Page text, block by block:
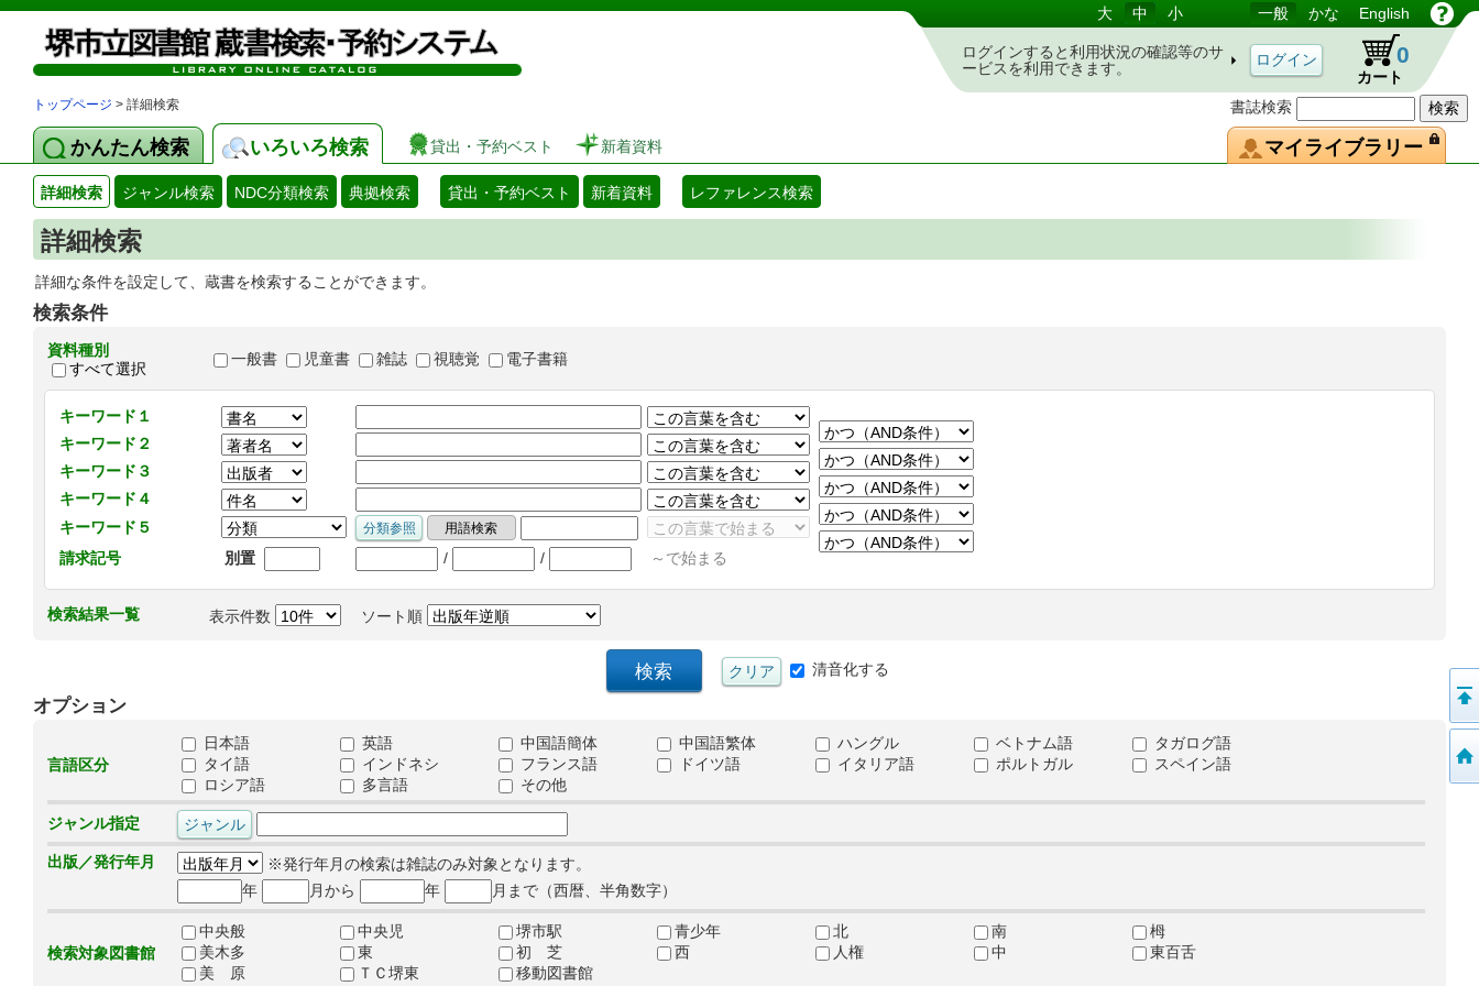
図書館 蔵書検索・予約システム
書誌検索
大 中 小 一般 かな English
ログインすると利用状況の確認等のサ
ービスを利用できます。
カート
0
トップページ > 詳細検索
かんたん検索 いろいろ検索 貸出・予約ベスト 新着資料 マイライブラリー
詳細検索 ジャンル検索 NDC分類検索 典拠検索 貸出・予約ベスト 新着資料 レファレンス検索
詳細検索
詳細な条件を設定して、蔵書を検索することができます。
検索条件
資料種別
すべて選択
一般書 児童書 雑誌 視聴覚 電子書籍
キーワード１
キーワード２
キーワード３
キーワード４
キーワード５
請求記号
別置 / / ～で始まる
検索結果一覧 表示件数 ソート順
清音化する
オプション
言語区分
日本語 英語 中国語簡体 中国語繁体 ハングル ベトナム語
タガログ語
タイ語
インドネシ フランス語 ドイツ語 イタリア語 ポルトガル
スペイン語
ロシア語
多言語 その他
ジャンル指定
出版／発行年月
※発行年月の検索は雑誌のみ対象となります。
年
月から 年 月まで（西暦、半角数字）
検索対象図書館
中央般 中央児 堺市駅 青少年 北 南
栂
美木多
東 初 芝 西 人権 中
東百舌
美 原
ＴＣ堺東 移動図書館